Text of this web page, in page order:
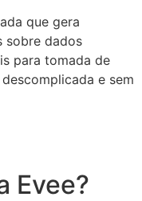
que gera
sobre dados
para tomada de
e sem
Evee?